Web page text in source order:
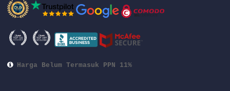
Harga Belum Termasuk PPN 11%